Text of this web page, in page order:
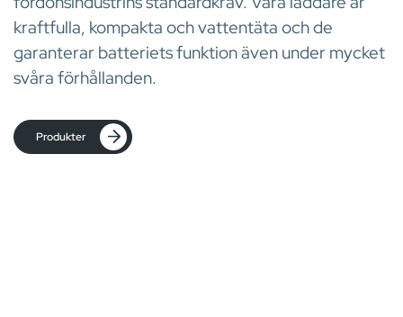
kraftfulla, kompakta och vattentäta och de
garanterar batteriets funktion även under mycket
svåra förhållanden.
Produkter